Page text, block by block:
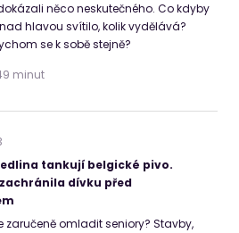
něco neskutečného. Co kdyby
hlavou svítilo, kolik vydělává?
se k sobě stejně?
minut
tankují belgické pivo.
dívku před
zaručeně omladit seniory? Stavby,